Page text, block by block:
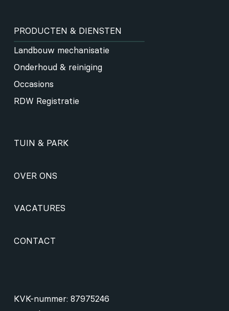
PRODUCTEN & DIENSTEN
Landbouw mechanisatie
Onderhoud & reiniging
Occasions
RDW Registratie
TUIN & PARK
OVER ONS
VACATURES
CONTACT
KVK-nummer: 87975246